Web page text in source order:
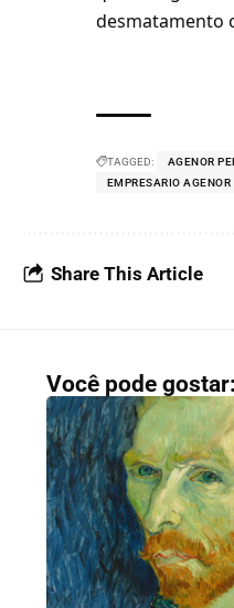
desmatamento
TAGGED: AGENOR
EMPRESARIO
Share This Article
Você pode gostar: